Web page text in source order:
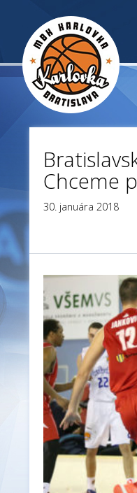
Chceme
30. januára 2018